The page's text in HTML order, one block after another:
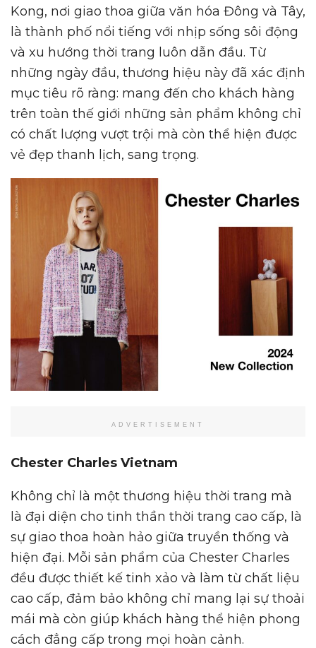
Kong, nơi giao thoa giữa văn hóa Đông và Tây,
là thành phố nổi tiếng với nhịp sống sôi động
và xu hướng thời trang luôn dẫn đầu. Từ
những ngày đầu, thương hiệu này đã xác định
mục tiêu rõ ràng: mang đến cho khách hàng
trên toàn thế giới những sản phẩm không chỉ
có chất lượng vượt trội mà còn thể hiện được
vẻ đẹp thanh lịch, sang trọng.
ADVERTISEMENT
Chester Charles Vietnam
Không chỉ là một thương hiệu thời trang mà
là đại diện cho tinh thần thời trang cao cấp, là
sự giao thoa hoàn hảo giữa truyền thống và
hiện đại. Mỗi sản phẩm của Chester Charles
đều được thiết kế tinh xảo và làm từ chất liệu
cao cấp, đảm bảo không chỉ mang lại sự thoải
mái mà còn giúp khách hàng thể hiện phong
cách đẳng cấp trong mọi hoàn cảnh.